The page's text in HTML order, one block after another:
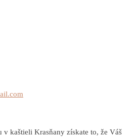
v kaštieli Krasňany získate to, že Váš